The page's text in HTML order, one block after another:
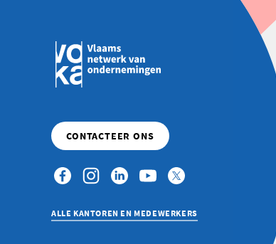
ALLE KANTOREN EN MEDEWERKERS